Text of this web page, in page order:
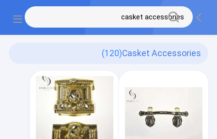
Casket Accessories
(120)